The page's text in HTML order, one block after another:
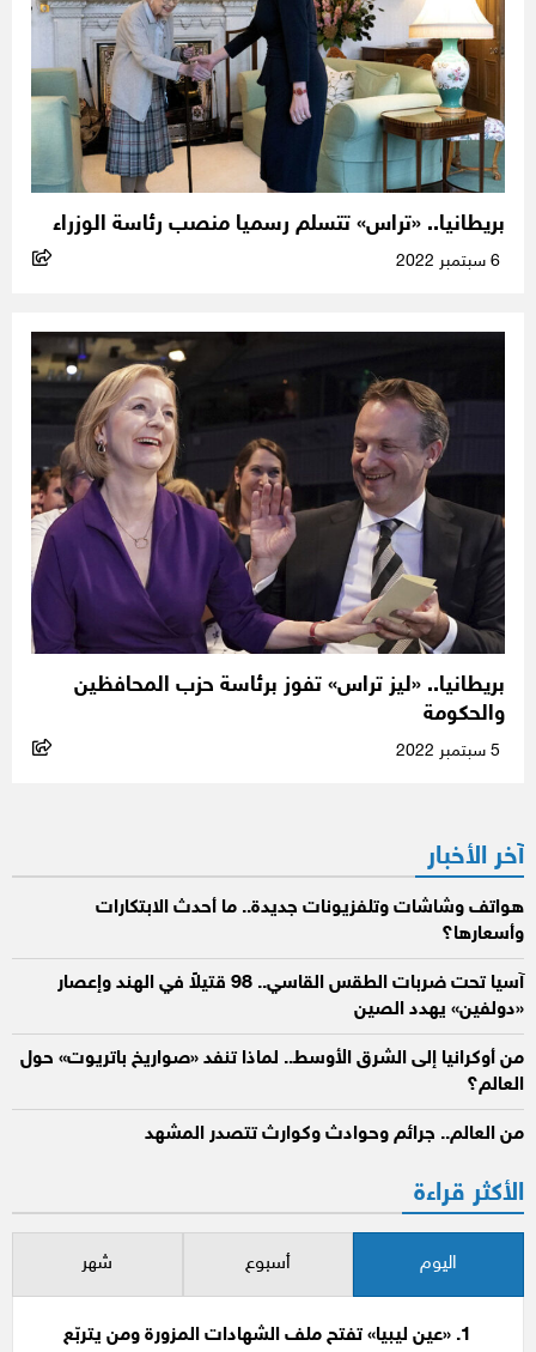
بريطانيا.. «تراس» تتسلم رسميا منصب رئاسة الوزراء
بريطانيا.. «ليز تراس» تفوز برئاسة حزب المحافظين
والحكومة
آخر الأخبار
هواتف وشاشات وتلفزيونات جديدة.. ما أحدث الابتكارات
وأسعارها؟
آسيا تحت ضربات الطقس القاسي.. 98 قتيلاً في الهند وإعصار
«دولفين» يهدد الصين
من أوكرانيا إلى الشرق الأوسط.. لماذا تنفد «صواريخ باتريوت» حول
العالم؟
من العالم.. جرائم وحوادث وكوارث تتصدر المشهد
الأكثر قراءة
اليوم أسبوع شهر
«عين ليبيا» تفتح ملف الشهادات المزورة ومن يتربّع